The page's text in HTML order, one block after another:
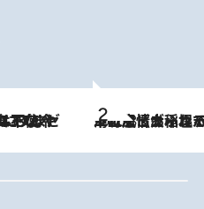
2026.8.5
下町風情あふれる台北屈指の人気エリア・大稲埕でセンスのいい台湾土産《ヴ